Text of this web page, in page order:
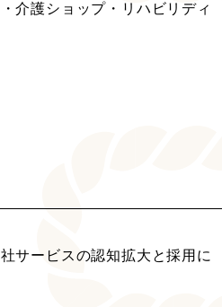
介護ショップ・リハビリディ
サービスの認知拡大と採用に